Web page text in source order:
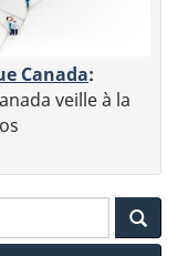
Canada:
veille à la